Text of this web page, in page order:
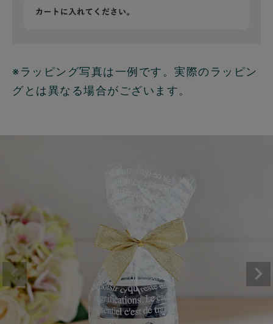
※ラッピング写真は一例です。実際のラッピン
グとは異なる場合がございます。